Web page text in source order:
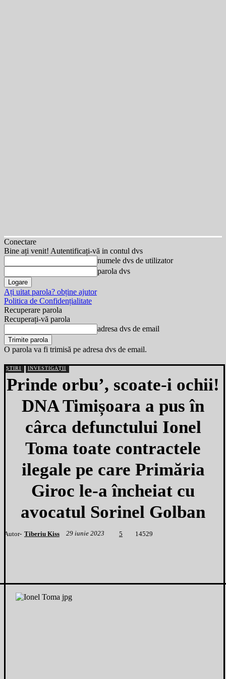
Conectare
Bine ați venit! Autentificați-vă in contul dvs
numele dvs de utilizator
parola dvs
Ați uitat parola? obține ajutor
Politica de Confidențialitate
Recuperare parola
Recuperați-vă parola
adresa dvs de email
O parola va fi trimisă pe adresa dvs de email.
ȘTIRI INVESTIGAȚII
Prinde orbu’, scoate-i ochii!
DNA Timișoara a pus în
cârca defunctului Ionel
Toma toate contractele
ilegale pe care Primăria
Giroc le-a încheiat cu
avocatul Sorinel Golban
Autor- Tiberiu Kiss 29 iunie 2023 5 1 4529